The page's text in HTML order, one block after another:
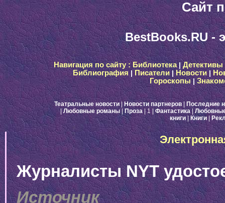
Сайт
BestBooks.RU -
Навигация по сайту : Библиотека|Детективы
Библиография| Писатели|Новости |
Гороскопы|
Театральные новости|Новости партнеров| Последние
|Любовные романы |Проза| 1 Фантастика|
книги| Книги|
Журналисты NYT
Источник